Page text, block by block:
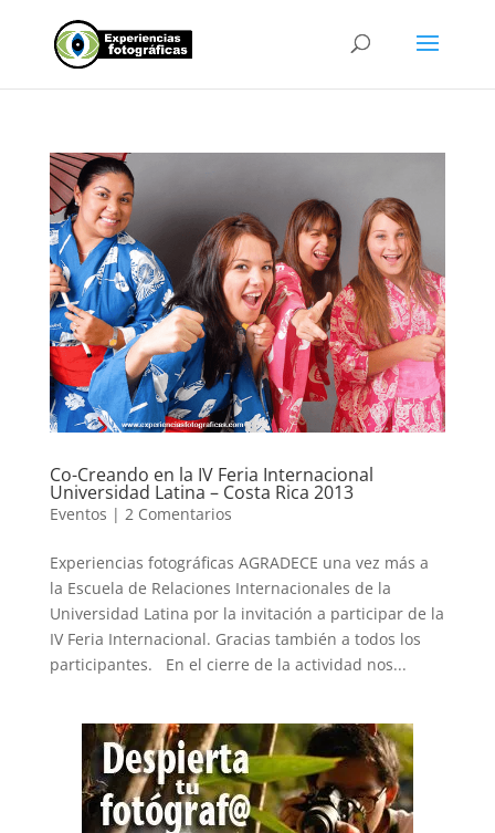
Co-Creando en la IV Feria Internacional
Universidad Latina – Costa Rica 2013
Eventos | 2 Comentarios
Experiencias fotográficas AGRADECE una vez más a
la Escuela de Relaciones Internacionales de la
Universidad Latina por la invitación a participar de la
IV Feria Internacional. Gracias también a todos los
participantes. En el cierre de la actividad nos...